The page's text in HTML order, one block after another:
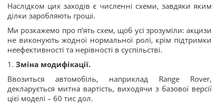
Наслідком цих заходів є численні схеми, завдяки яким
ділки заробляють гроші.
Ми розкажемо про п’ять схем, щоб усі зрозуміли: акцизи
не виконують жодної нормальної ролі, крім підтримки
неефективності та нерівності в суспільстві.
1. Зміна модифікації.
Ввозиться автомобіль, наприклад Range Rover,
декларується митна вартість, виходячи з базової версії
цієї моделі – 60 тис дол.